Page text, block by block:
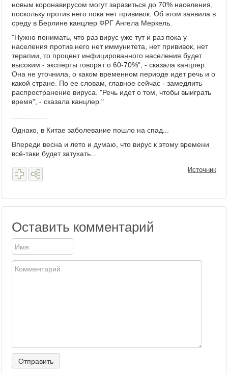
новым коронавирусом могут заразиться до 70% населения,
поскольку против него пока нет прививок. Об этом заявила в
среду в Берлине канцлер ФРГ Ангела Меркель.
"Нужно понимать, что раз вирус уже тут и раз пока у
населения против него нет иммунитета, нет прививок, нет
терапии, то процент инфицированного населения будет
высоким - эксперты говорят о 60-70%", - сказала канцлер.
Она не уточнила, о каком временном периоде идет речь и о
какой стране. По ее словам, главное сейчас - замедлить
распространение вируса. "Речь идет о том, чтобы выиграть
время", - сказала канцлер."
Однако, в Китае заболевание пошло на спад...
Впереди весна и лето и думаю, что вирус к этому времени
всё-таки будет затухать...
Источник
Оставить комментарий